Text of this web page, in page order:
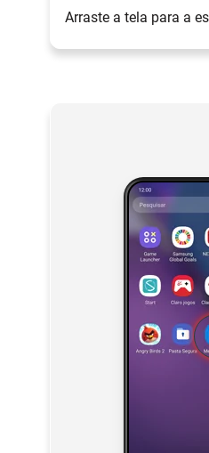
Arraste a tela para a